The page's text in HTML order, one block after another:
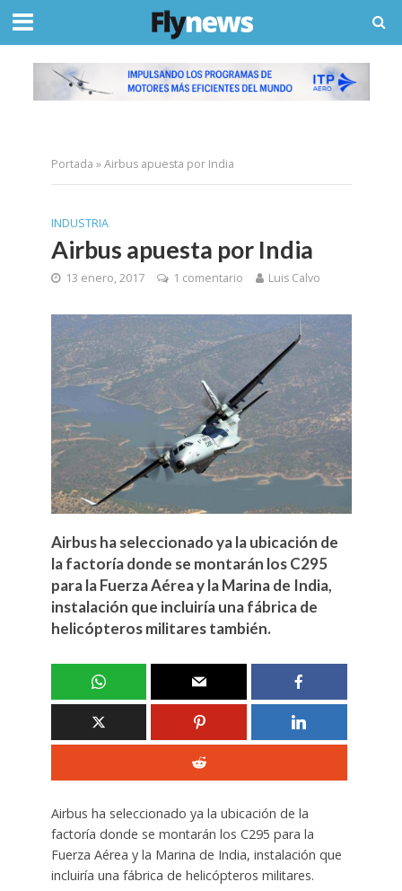
Portada »Airbus apuesta por India
INDUSTRIA
Airbus apuesta por India
13 enero, 2017 1 comentario Luis Calvo
Airbus ha seleccionado ya la ubicación de
la factoría donde se montarán los C295
para la Fuerza Aérea y la Marina de India,
instalación que incluiría una fábrica de
helicópteros militares también.
Airbus ha seleccionado ya la ubicación de la
factoría donde se montarán los C295 para la
Fuerza Aérea y la Marina de India, instalación que
incluiría una fábrica de helicópteros militares.